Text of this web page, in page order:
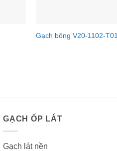
Gạch bông V20-1102-T01
GẠCH ỐP LÁT
Gạch lát nền